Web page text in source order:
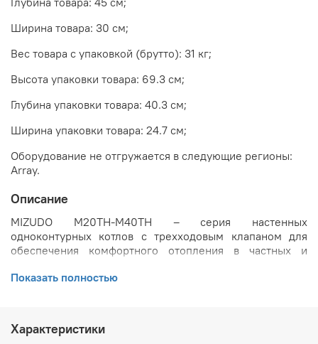
Ширина товара: 30 см;
Вес товара с упаковкой (брутто): 31 кг;
Высота упаковки товара: 69.3 см;
Глубина упаковки товара: 40.3 см;
Ширина упаковки товара: 24.7 см;
Оборудование не отгружается в следующие регионы:
Array.
Описание
MIZUDO M20TH-M40TH – серия настенных
одноконтурных котлов с трехходовым клапаном для
обеспечения комфортного отопления в частных и
Полностью готовы к подключению бойлера
Показать полностью
Характеристики